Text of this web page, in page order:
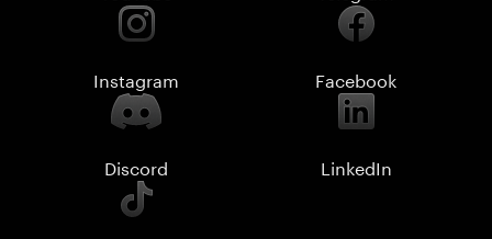
Instagram Facebook
Discord LinkedIn